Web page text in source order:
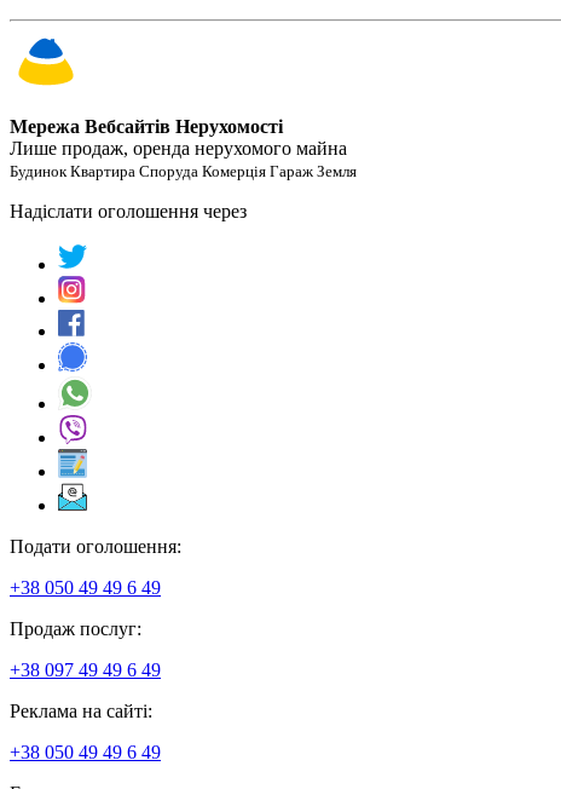
Мережа Вебсайтів Нерухомості
Лише продаж, оренда нерухомого майна
Будинок Квартира Споруда Комерція Гараж Земля
Надіслати оголошення через
Подати оголошення:
+38 050 49 49 6 49
Продаж послуг:
+38 097 49 49 6 49
Реклама на сайті:
+38 050 49 49 6 49